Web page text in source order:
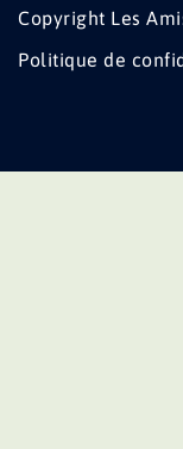
Copyright Les
Politique de